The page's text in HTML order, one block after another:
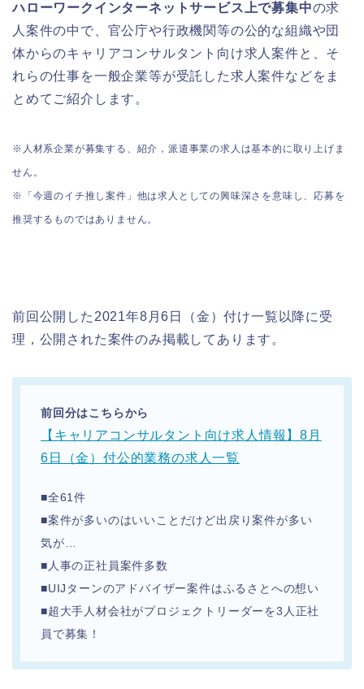
ハローワークインターネットサービス上で募集中の求
人案件の中で、官公庁や行政機関等の公的な組織や団
体からのキャリアコンサルタント向け求人案件と、そ
れらの仕事を一般企業等が受託した求人案件などをま
とめてご紹介します。
※人材系企業が募集する、紹介，派遣事業の求人は基本的に取り上げま
せん。
※「今週のイチ推し案件」他は求人としての興味深さを意味し、応募を
推奨するものではありません。
前回公開した2021年8月6日（金）付け一覧以降に受
理，公開された案件のみ掲載してあります。
前回分はこちらから
【キャリアコンサルタント向け求人情報】8月
6日（金）付公的業務の求人一覧
■全61件
■案件が多いのはいいことだけど出戻り案件が多い
気が…
■人事の正社員案件多数
■UIJターンのアドバイザー案件はふるさとへの想い
■超大手人材会社がプロジェクトリーダーを3人正社
員で募集！